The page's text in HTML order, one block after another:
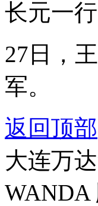
长元一行
27日，
军。
返回顶部
大连万
WANDA